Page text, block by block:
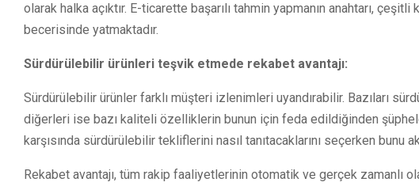
olarak halka açıktır. E-ticarette başarılı tahmin yapmanın anahtarı,
becerisinde yatmaktadır.
Sürdürülebilir ürünleri teşvik etmede rekabet avantajı:
Sürdürülebilir ürünler farklı müşteri izlenimleri uyandırabilir. Bazıları
diğerleri ise bazı kaliteli özelliklerin bunun için feda edildiğinden
karşısında sürdürülebilir tekliflerini nasıl tanıtacaklarını seçerken bunu
Rekabet avantajı, tüm rakip faaliyetlerinin otomatik ve gerçek zamanlı